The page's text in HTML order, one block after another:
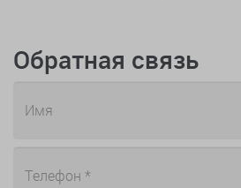
Обратная связь